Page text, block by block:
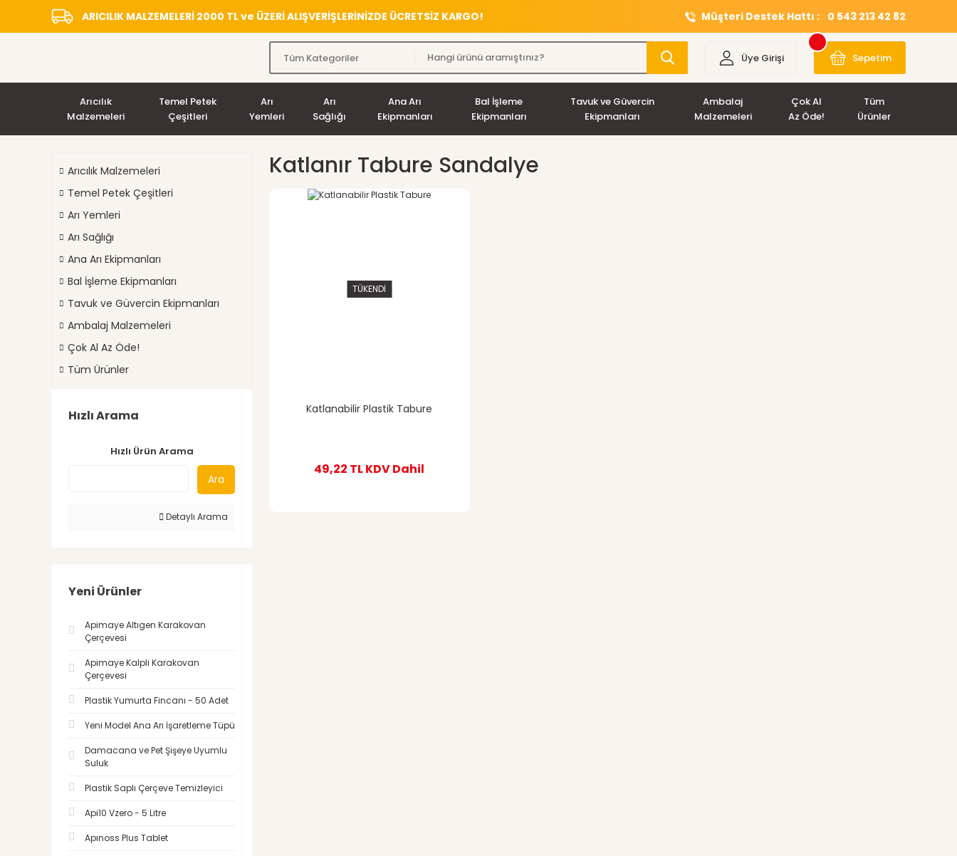
ARICILIK MALZEMELERİ 2000 TL ve ÜZERİ ALIŞVERİŞLERİNİZDE ÜCRETSİZ KARGO! Müşteri Destek Hattı : 0 543 213 42 82
Üye Girişi Sepetim
Arıcılık
Malzemeleri
Temel Petek
Çeşitleri
Arı
Yemleri
Arı
Sağlığı
Ana Arı
Ekipmanları
Bal İşleme
Ekipmanları
Tavuk ve Güvercin
Ekipmanları
Ambalaj
Malzemeleri
Çok Al
Az Öde!
Tüm
Ürünler
Arıcılık Malzemeleri
Temel Petek Çeşitleri
Arı Yemleri
Arı Sağlığı
Ana Arı Ekipmanları
Bal İşleme Ekipmanları
Tavuk ve Güvercin Ekipmanları
Ambalaj Malzemeleri
Çok Al Az Öde!
Tüm Ürünler
Hızlı Arama
Hızlı Ürün Arama
Ara
Detaylı Arama
Yeni Ürünler
Apimaye Altıgen Karakovan
Çerçevesi
Apimaye Kalpli Karakovan
Çerçevesi
Plastik Yumurta Fincanı - 50 Adet
Yeni Model Ana Arı İşaretleme Tüpü
Damacana ve Pet Şişeye Uyumlu
Suluk
Plastik Saplı Çerçeve Temizleyici
Api10 Vzero - 5 Litre
Apınoss Plus Tablet
Katlanır Tabure Sandalye
TÜKENDİ
Katlanabilir Plastik Tabure
49,22 TLKDV Dahil